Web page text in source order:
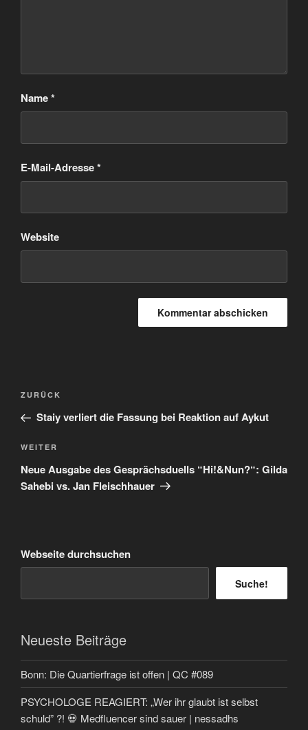
Name*
E-Mail-Adresse*
Website
Beitragsnavigation
Vorheriger
Beitrag
ZURÜCK
Staiy verliert die Fassung bei Reaktion auf Aykut
Nächster
Beitrag
WEITER
Neue Ausgabe des Gesprächsduells “Hi!&Nun?“: Gilda
Sahebi vs. Jan Fleischhauer
Webseite durchsuchen
Suche!
Neueste Beiträge
Bonn: Die Quartierfrage ist offen | QC #089
PSYCHOLOGE REAGIERT: „Wer ihr glaubt ist selbst
schuld” ?! 💀 Medfluencer sind sauer | nessadhs